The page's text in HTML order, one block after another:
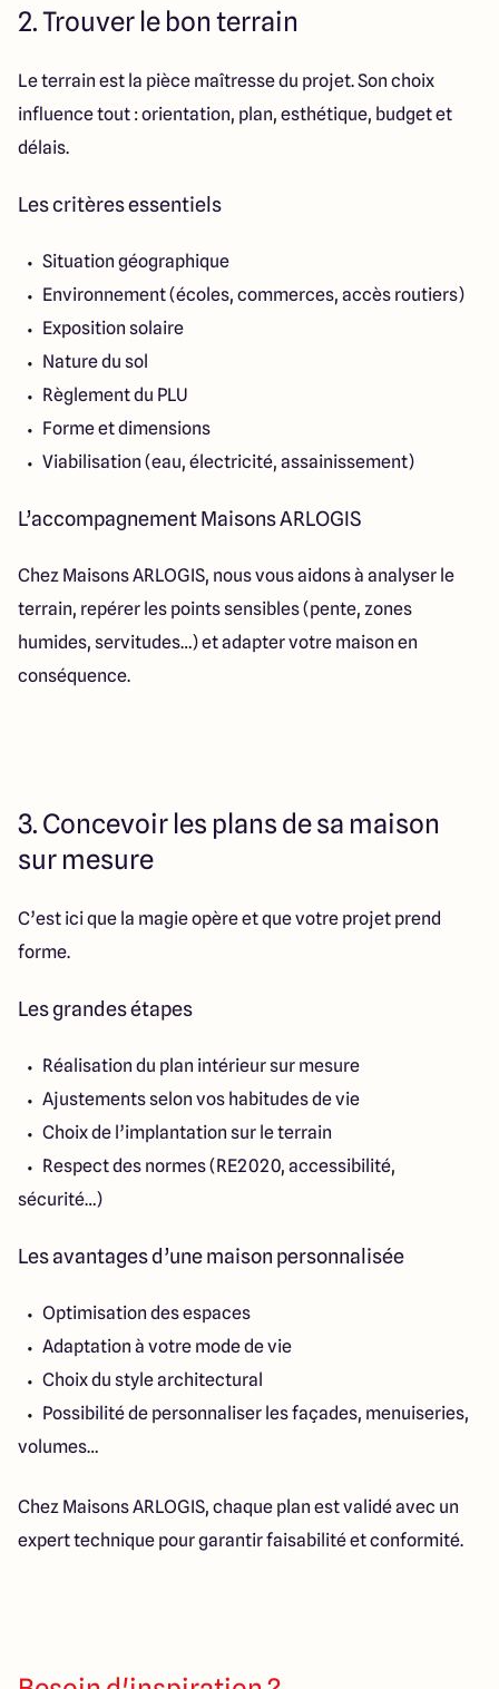
2. Trouver le bon terrain
Le terrain est la pièce maîtresse du projet. Son choix
influence tout : orientation, plan, esthétique, budget et
délais.
Les critères essentiels
Situation géographique
Environnement (écoles, commerces, accès routiers)
Exposition solaire
Nature du sol
Règlement du PLU
Forme et dimensions
Viabilisation (eau, électricité, assainissement)
L’accompagnement Maisons ARLOGIS
Chez Maisons ARLOGIS, nous vous aidons à analyser le
terrain, repérer les points sensibles (pente, zones
humides, servitudes…) et adapter votre maison en
conséquence.
3. Concevoir les plans de sa maison
sur mesure
C’est ici que la magie opère et que votre projet prend
forme.
Les grandes étapes
Réalisation du plan intérieur sur mesure
Ajustements selon vos habitudes de vie
Choix de l’implantation sur le terrain
Respect des normes (RE2020, accessibilité,
sécurité…)
Les avantages d’une maison personnalisée
Optimisation des espaces
Adaptation à votre mode de vie
Choix du style architectural
Possibilité de personnaliser les façades, menuiseries,
volumes…
Chez Maisons ARLOGIS, chaque plan est validé avec un
expert technique pour garantir faisabilité et conformité.